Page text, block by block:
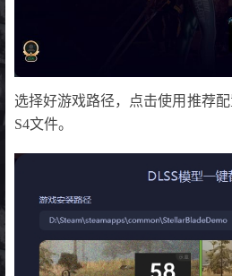
选择好游戏路径，点击使用推荐
S4文件。